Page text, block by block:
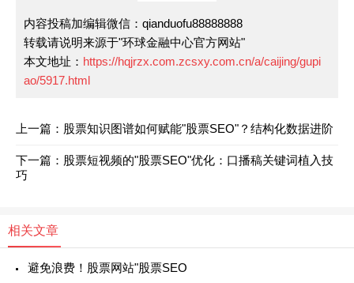
内容投稿加编辑微信：qianduofu88888888
转载请说明来源于"环球金融中心官方网站"
本文地址： https://hqjrzx.com.zcsxy.com.cn/a/caijing/gupi
ao/5917.html
上一篇：股票知识图谱如何赋能"股票SEO"？结构化数据进阶
下一篇：股票短视频的"股票SEO"优化：口播稿关键词植入技
巧
相关文章
避免浪费！股票网站"股票SEO